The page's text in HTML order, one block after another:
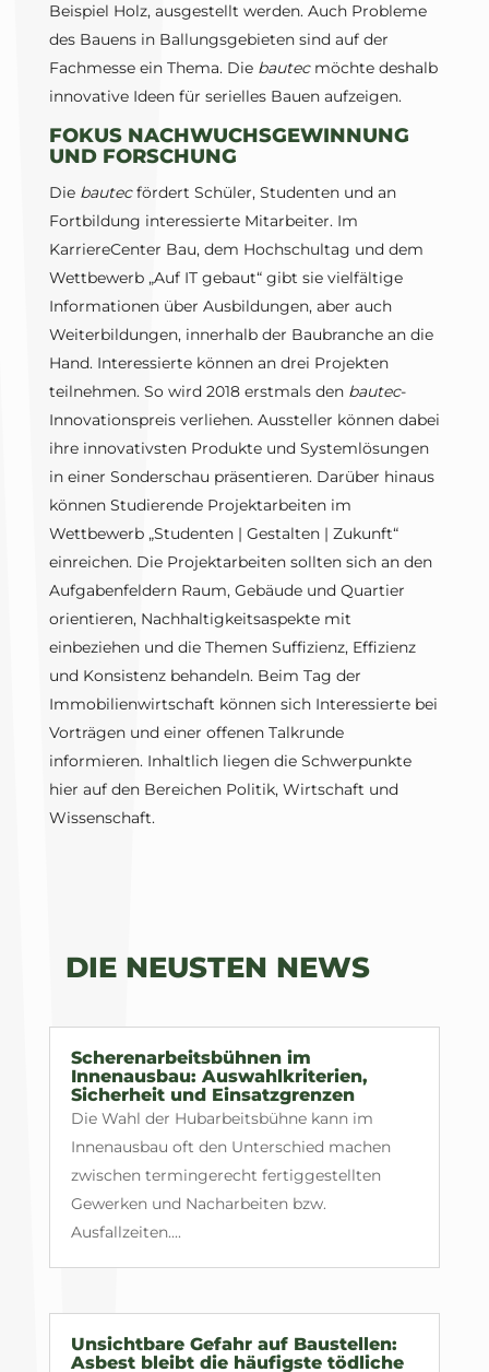
Beispiel Holz, ausgestellt werden. Auch Probleme
des Bauens in Ballungsgebieten sind auf der
Fachmesse ein Thema. Die bautecmöchte deshalb
innovative Ideen für serielles Bauen aufzeigen.
FOKUS NACHWUCHSGEWINNUNG
UND FORSCHUNG
Die bautecfördert Schüler, Studenten und an
Fortbildung interessierte Mitarbeiter. Im
KarriereCenter Bau, dem Hochschultag und dem
Wettbewerb „Auf IT gebaut“ gibt sie vielfältige
Informationen über Ausbildungen, aber auch
Weiterbildungen, innerhalb der Baubranche an die
Hand. Interessierte können an drei Projekten
teilnehmen. So wird 2018 erstmals den bautec-
Innovationspreis verliehen. Aussteller können dabei
ihre innovativsten Produkte und Systemlösungen
in einer Sonderschau präsentieren. Darüber hinaus
können Studierende Projektarbeiten im
Wettbewerb „Studenten | Gestalten | Zukunft“
einreichen. Die Projektarbeiten sollten sich an den
Aufgabenfeldern Raum, Gebäude und Quartier
orientieren, Nachhaltigkeitsaspekte mit
einbeziehen und die Themen Suffizienz, Effizienz
und Konsistenz behandeln. Beim Tag der
Immobilienwirtschaft können sich Interessierte bei
Vorträgen und einer offenen Talkrunde
informieren. Inhaltlich liegen die Schwerpunkte
hier auf den Bereichen Politik, Wirtschaft und
Wissenschaft.
DIE NEUSTEN NEWS
Scherenarbeitsbühnen im
Innenausbau: Auswahlkriterien,
Sicherheit und Einsatzgrenzen
Die Wahl der Hubarbeitsbühne kann im
Innenausbau oft den Unterschied machen
zwischen termingerecht fertiggestellten
Gewerken und Nacharbeiten bzw.
Ausfallzeiten....
Unsichtbare Gefahr auf Baustellen:
Asbest bleibt die häufigste tödliche